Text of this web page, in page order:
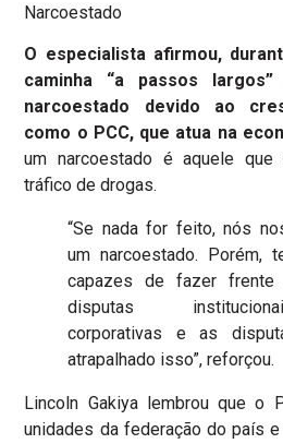
Narcoestado
O especialista afirmou,
caminha “a passos
narcoestado devido ao
como o PCC, que atua na
um narcoestado é aquele
tráfico de drogas.
“Se nada for feito, nós
um narcoestado. Porém,
capazes de fazer
disputas
corporativas e as
atrapalhado isso”, reforçou.
Lincoln Gakiya lembrou que o
unidades da federação do país